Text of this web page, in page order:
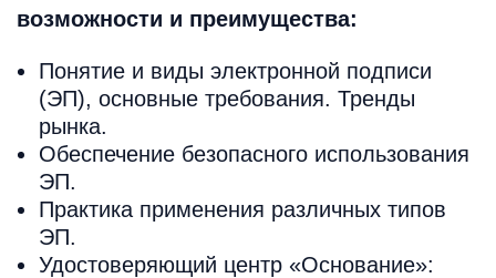
возможности и преимущества:
Понятие и виды электронной подписи
(ЭП), основные требования. Тренды
рынка.
Обеспечение безопасного использования
ЭП.
Практика применения различных типов
ЭП.
Удостоверяющий центр «Основание»: